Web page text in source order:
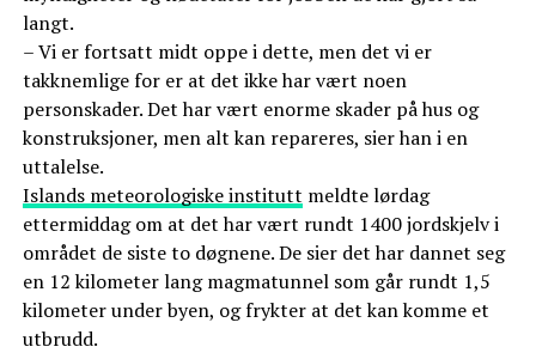
langt.
– Vi er fortsatt midt oppe i dette, men det vi er
takknemlige for er at det ikke har vært noen
personskader. Det har vært enorme skader på hus og
konstruksjoner, men alt kan repareres, sier han i en
uttalelse.
Islands meteorologiske institutt meldte lørdag
ettermiddag om at det har vært rundt 1400 jordskjelv i
området de siste to døgnene. De sier det har dannet seg
en 12 kilometer lang magmatunnel som går rundt 1,5
kilometer under byen, og frykter at det kan komme et
utbrudd.